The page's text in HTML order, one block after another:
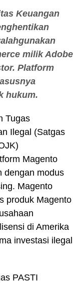
Keuangan
milik Adobe
Platform
hukum.
Tugas
Ilegal (Satgas
Magento
dengan modus
Magento
produk Magento
di Amerika
investasi ilegal
PASTI